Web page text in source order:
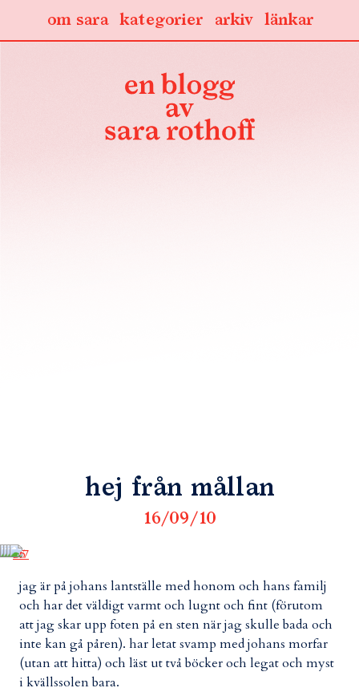
länkar
arkiv
kategorier
om sara
hej från mållan
16/09/10
jag är på johans lantställe med honom och hans familj
och har det väldigt varmt och lugnt och fint (förutom
att jag skar upp foten på en sten när jag skulle bada och
inte kan gå påren). har letat svamp med johans morfar
(utan att hitta) och läst ut två böcker och legat och myst
i kvällssolen bara.